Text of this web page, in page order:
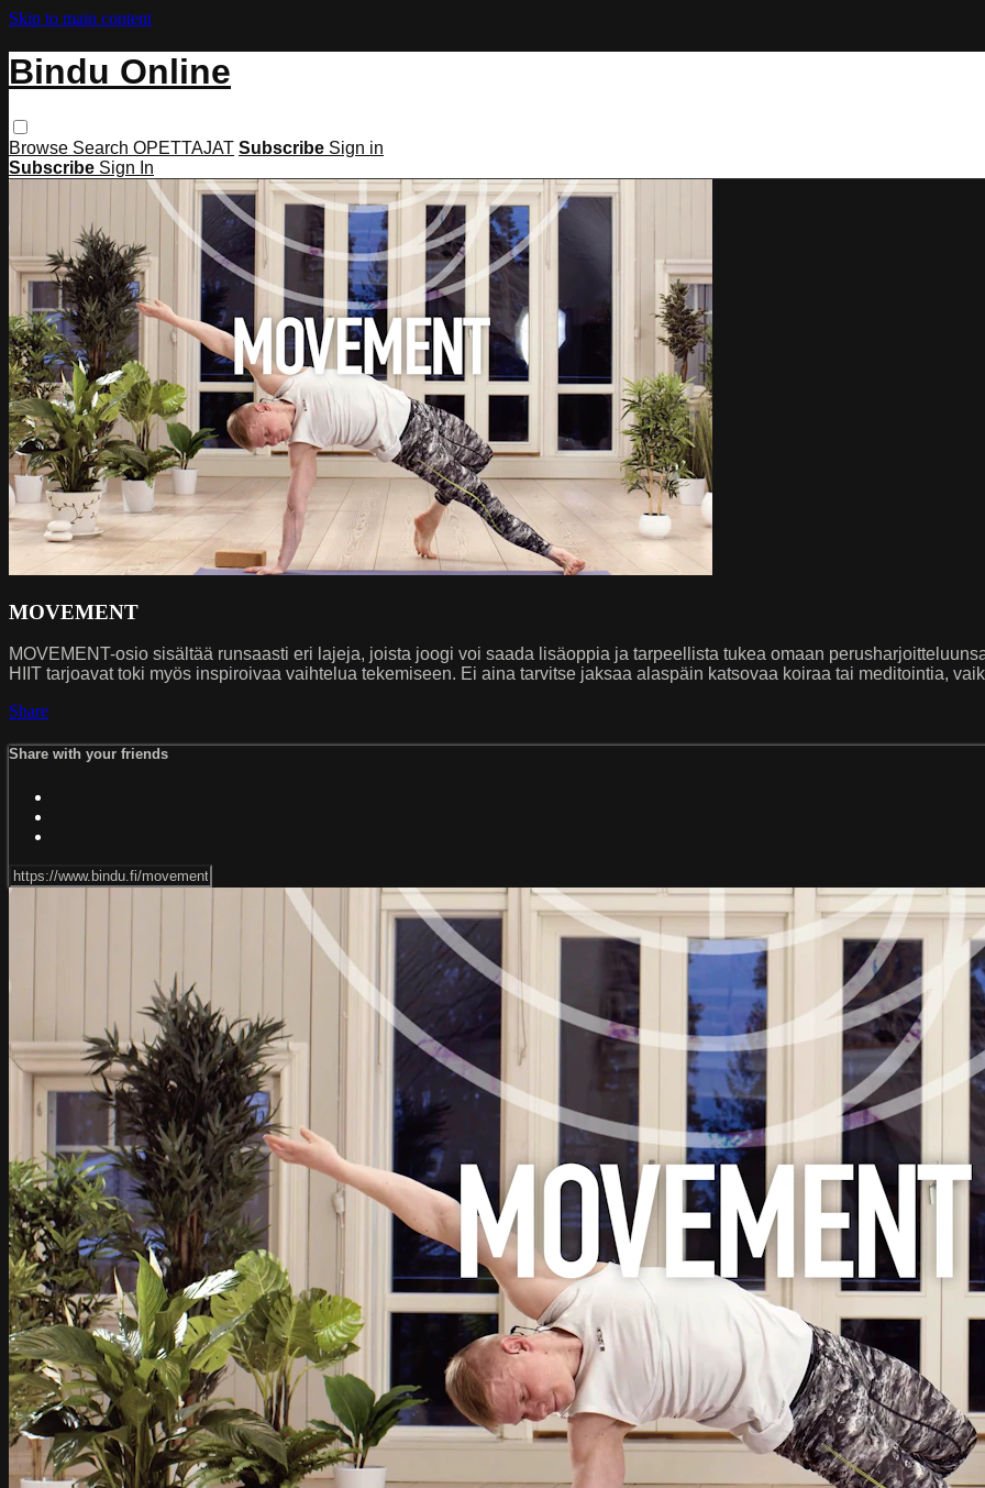
Skip to main content
Bindu Online
Browse Search OPETTAJAT Subscribe Sign in
Subscribe Sign In
MOVEMENT
MOVEMENT-osio sisältää runsaasti eri lajeja, joista joogi voi saada lisäoppia ja tarpeellista tukea omaan
HIIT tarjoavat toki myös inspiroivaa vaihtelua tekemiseen. Ei aina tarvitse jaksaa alaspäin katsovaa koiraa tai meditointia,
Share
Share with your friends